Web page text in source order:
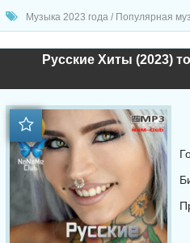
Музыка 2023 года / Популярная
Русские Хиты (2023)